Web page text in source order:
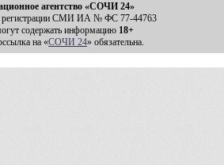
агентство «СОЧИ 24»
СМИ ИА № ФС 77-44763
содержать информацию 18+
на «СОЧИ 24» обязательна.